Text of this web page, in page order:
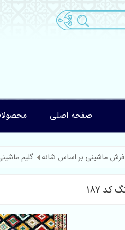
صفحه اصلی
فرش ماشینی بر اساس شانه گلیم ماشینی 6 رنگ